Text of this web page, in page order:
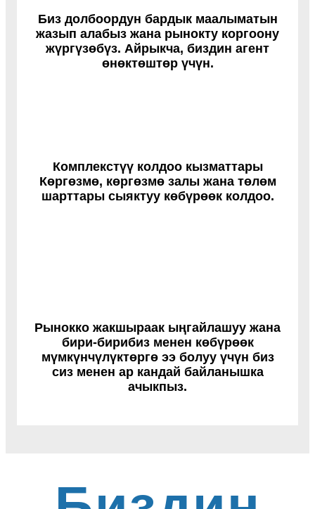
Биз долбоордун бардык маалыматын
жазып алабыз жана рынокту коргоону
жүргүзөбүз. Айрыкча, биздин агент
өнөктөштөр үчүн.
Комплекстүү колдоо кызматтары
Көргөзмө, көргөзмө залы жана төлөм
шарттары сыяктуу көбүрөөк колдоо.
Рынокко жакшыраак ыңгайлашуу жана
бири-бирибиз менен көбүрөөк
мүмкүнчүлүктөргө ээ болуу үчүн биз
сиз менен ар кандай байланышка
ачыкпыз.